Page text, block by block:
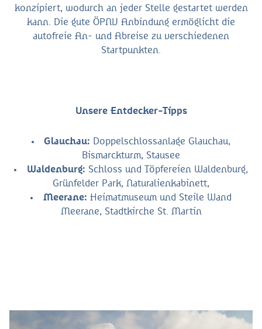
konzipiert, wodurch an jeder Stelle gestartet werden
kann. Die gute ÖPNV Anbindung ermöglicht die
autofreie An- und Abreise zu verschiedenen
Startpunkten.
Unsere Entdecker-Tipps
Glauchau: Doppelschlossanlage Glauchau,
Bismarckturm, Stausee
Waldenburg: Schloss und Töpfereien Waldenburg,
Grünfelder Park, Naturalienkabinett,
Meerane: Heimatmuseum und Steile Wand
Meerane, Stadtkirche St. Martin